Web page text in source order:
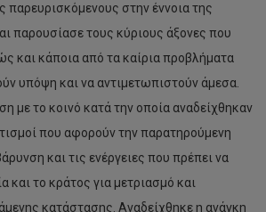
παρευρισκόμενους στην έννοια της
παρουσίασε τους κύριους άξονες που
και κάποια από τα καίρια προβλήματα
υπόψη και να αντιμετωπιστούν άμεσα.
με το κοινό κατά την οποία αναδείχθηκαν
που αφορούν την παρατηρούμενη
και τις ενέργειες που πρέπει να
και το κράτος για μετριασμό και
κατάστασης. Αναδείχθηκε η ανάγκη